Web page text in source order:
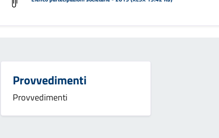
Provvedimenti
Provvedimenti